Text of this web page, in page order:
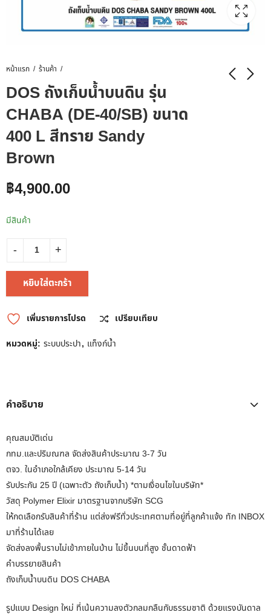
หน้าแรก ร้านค้า
DOS ถังเก็บน้ำบนดิน รุ่น
CHABA (DE-40/SB) ขนาด
400 L สีทราย Sandy
Brown
฿4,900.00
มีสินค้า
หยิบใส่ตะกร้า
เพิ่มรายการโปรด
เปรียบเทียบ
หมวดหมู่: ระบบประปา, แท็งก์น้ำ
คำอธิบาย
คุณสมบัติเด่น
กทม.และปริมณฑล จัดส่งสินค้าประมาณ 3-7 วัน
ตจว. ในอำเภอใกล้เคียง ประมาณ 5-14 วัน
รับประกัน 25 ปี (เฉพาะตัว ถังเก็บน้ำ) *ตามเงื่อนไขในบริษัท*
วัสดุ Polymer Elixir มาตรฐานจากบริษัท SCG
ให้กดเลือกรับสินค้าที่ร้าน แต่ส่งฟรีทั่วประเทศตามที่อยู่ที่ลูกค้าแจ้ง ทัก INBOX
มาที่ร้านได้เลย
จัดส่งลงพื้นราบไม่เข้าภายในบ้าน ไม่ขึ้นบนที่สูง ชั้นดาดฟ้า
คำบรรยายสินค้า
ถังเก็บน้ำบนดิน DOS CHABA
รูปแบบ Design ใหม่ ที่เน้นความลงตัวกลมกลืนกับธรรมชาติ ด้วยแรงบันดาล